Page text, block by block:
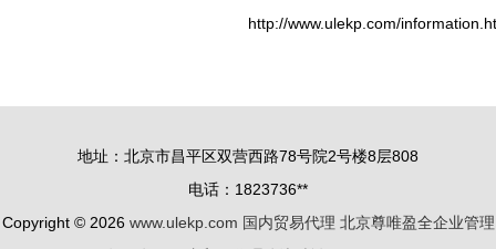
http://www.ulekp.com/
地址：北京市昌平区双营西路78号院2号楼8层808
电话：1823736**
Copyright © 2026 www.ulekp.com 国内贸易代理 北京尊唯盈全企业管理